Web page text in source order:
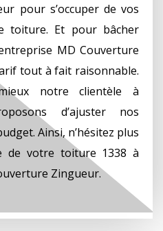
pour s’occuper de vos
toiture. Et pour bâcher
MD Couverture
tout à fait raisonnable.
notre clientèle à
d’ajuster nos
Ainsi, n’hésitez plus
de votre toiture 1338 à
Zingueur.